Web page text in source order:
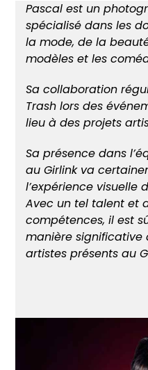
Pascal est un
spécialisé dans les
la mode, de la
modèles et les
Sa collaboration
Trash lors des
lieu à des projets
Sa présence dans
au Girlink va
l’expérience visuelle
Avec un tel talent et
compétences, il est
manière significative
artistes présents au